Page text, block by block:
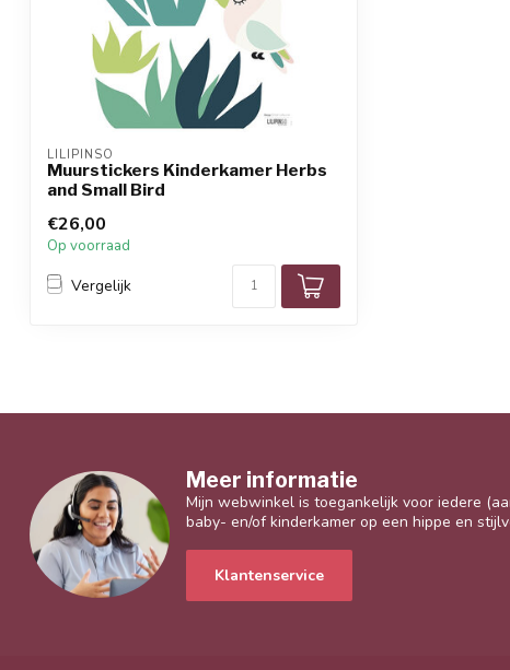
LILIPINSO
Muurstickers Kinderkamer Herbs
and Small Bird
€26,00
Op voorraad
Vergelijk
Meer informatie
Mijn webwinkel is toegankelijk voor iedere
baby- en/of kinderkamer op een hippe en
Klantenservice